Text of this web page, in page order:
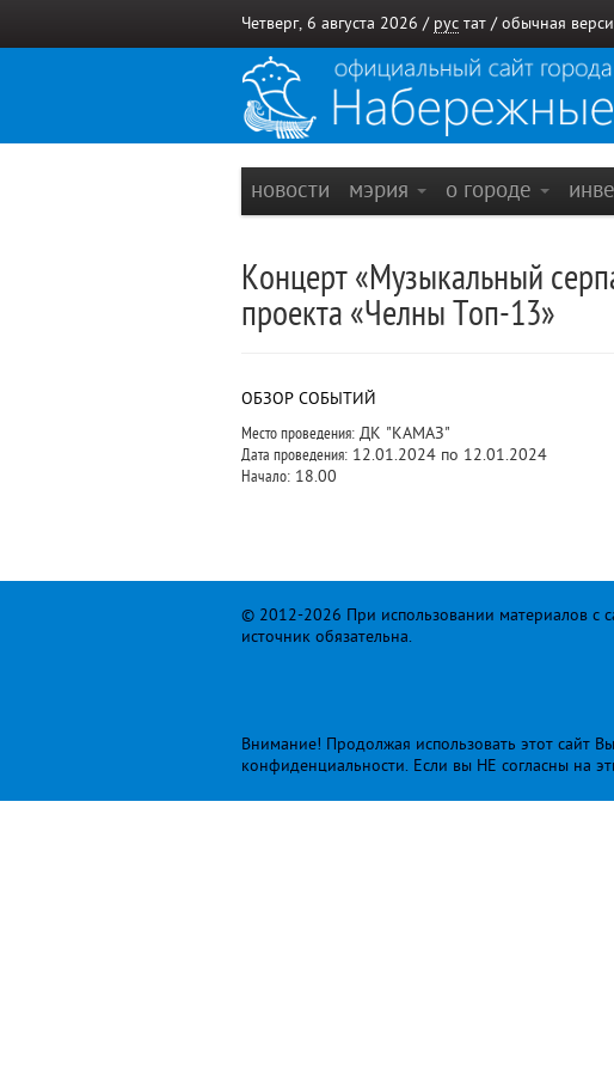
Четверг, 6 августа 2026 / рус тат / обычная
новости мэрия о городе
Концерт «Музыкальный
проекта «Челны Топ-13»
ОБЗОР СОБЫТИЙ
Место проведения: ДК "КАМАЗ"
Дата проведения: 12.01.2024 по 12.01.2024
Начало: 18.00
© 2012-2026 При использовании материалов с
источник обязательна.
Внимание! Продолжая использовать этот сайт
конфиденциальности. Если вы НЕ согласны на